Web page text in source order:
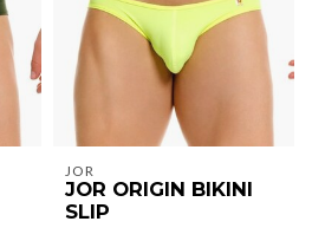
JOR
JOR ORIGIN BIKINI
SLIP